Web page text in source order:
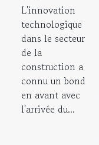
L'innovation
technologique
dans le secteur
de la
construction a
connu un bond
en avant avec
l'arrivée du...